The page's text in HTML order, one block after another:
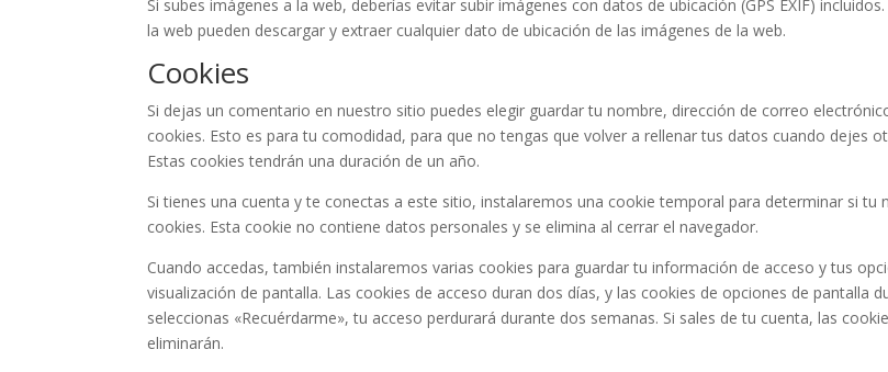
Si subes imágenes a la web, deberías evitar subir imágenes con datos de ubicación (GPS EXIF)
la web pueden descargar y extraer cualquier dato de ubicación de las imágenes de la web.
Cookies
Si dejas un comentario en nuestro sitio puedes elegir guardar tu nombre, dirección de correo
cookies. Esto es para tu comodidad, para que no tengas que volver a rellenar tus datos cuando dejes
Estas cookies tendrán una duración de un año.
Si tienes una cuenta y te conectas a este sitio, instalaremos una cookie temporal para determinar si tu
cookies. Esta cookie no contiene datos personales y se elimina al cerrar el navegador.
Cuando accedas, también instalaremos varias cookies para guardar tu información de acceso y tus
visualización de pantalla. Las cookies de acceso duran dos días, y las cookies de opciones de pantalla
seleccionas «Recuérdarme», tu acceso perdurará durante dos semanas. Si sales de tu cuenta, las
eliminarán.